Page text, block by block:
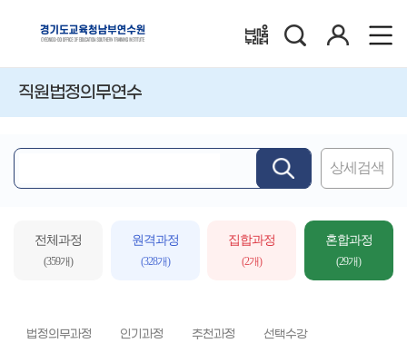
배움누리터
직원법정의무연수
심
상세검색
전체과정
(359개)
원격과정
(328개)
집합과정
(2개)
혼합과정
(29개)
법정의무과정 인기과정 추천과정 선택수강